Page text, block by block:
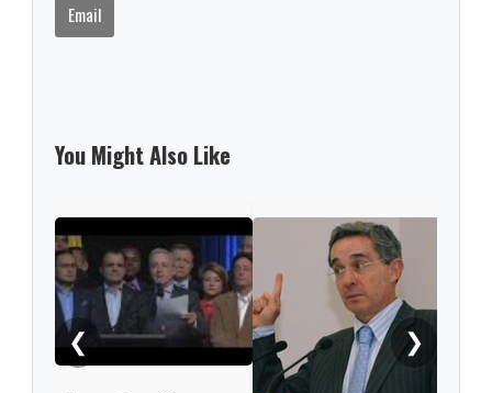
Email
You Might Also Like
❮ ❯